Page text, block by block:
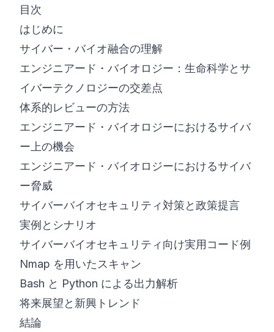
目次
はじめに
サイバー・バイオ融合の理解
エンジニアード・バイオロジー：生命科学とサ
イバーテクノロジーの交差点
体系的レビューの方法
エンジニアード・バイオロジーにおけるサイバ
ー上の機会
エンジニアード・バイオロジーにおけるサイバ
ー脅威
サイバーバイオセキュリティ対策と政策提言
実例とシナリオ
サイバーバイオセキュリティ向け実用コード例
Nmap を用いたスキャン
Bash と Python による出力解析
将来展望と新興トレンド
結論